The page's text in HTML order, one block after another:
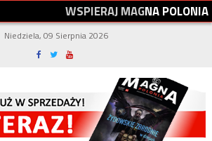
WSPIERAJMAGNAPOLONIA
Niedziela, 09 Sierpnia 2026